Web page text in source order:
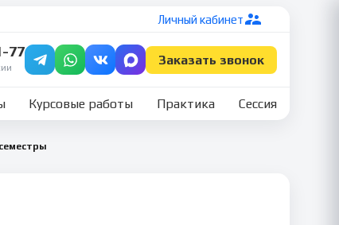
Личный кабинет
77 Заказать звонок
Курсовые работы Практика Сессия